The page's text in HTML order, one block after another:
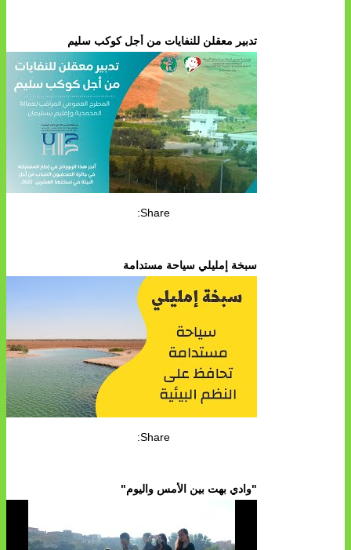
تدبير معقلن للنفايات من أجل كوكب سليم
Share:
سبخة إمليلي سياحة مستدامة
Share:
"وادي بهت بين الأمس واليوم"